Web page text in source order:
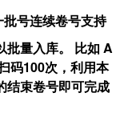
号连续卷号支持
批量入库。 比如 A
码100次，利用本
结束卷号即可完成